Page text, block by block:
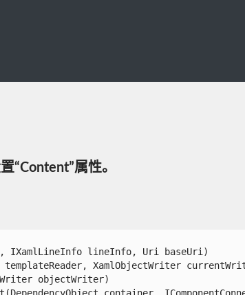
“Content”属性。
IXamlLineInfo lineInfo, Uri baseUri)
XamlObjectWriter
objectWriter)
container,